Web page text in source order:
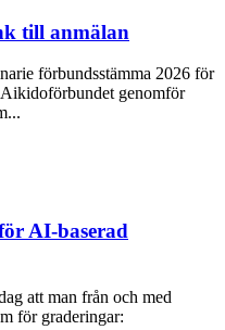
till anmälan
förbundsstämma 2026 för
genomför
AI-baserad
att man från och med
för graderingar: